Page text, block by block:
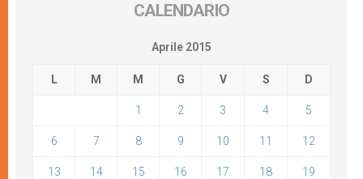
CALENDARIO
Aprile 2015
L M M G V S D
1 2 3 4 5
6 7 8 9 10 11 12
13 14 15 16 17 18 19